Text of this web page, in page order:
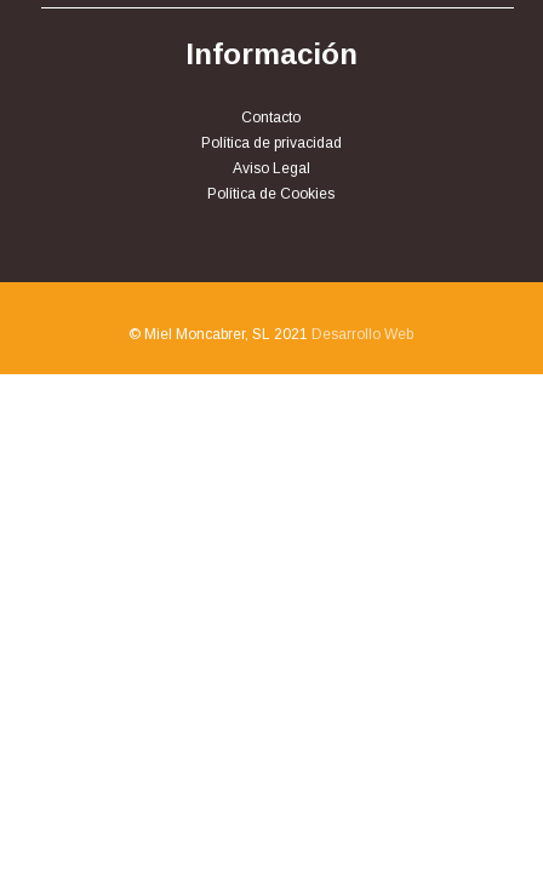
Información
Contacto
Política de privacidad
Aviso Legal
Política de Cookies
© Miel Moncabrer, SL 2021 Desarrollo Web